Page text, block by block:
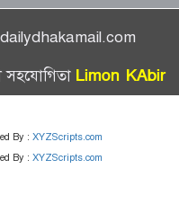
সহযোগিতা Limon KAbir
By : XYZScripts.com
By : XYZScripts.com